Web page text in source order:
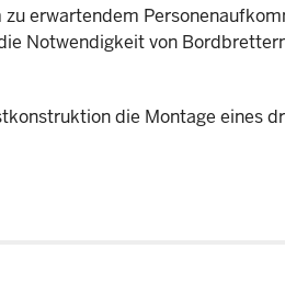
zu erwartendem
Notwendigkeit von
die Montage eines